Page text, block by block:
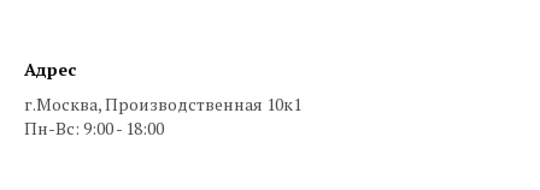
Адрес
г.Москва, Производственная 10к1
Пн-Вс: 9:00 - 18:00